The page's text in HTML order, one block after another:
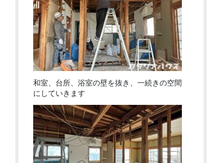
和室、台所、浴室の壁を抜き、一続きの空間
にしていきます